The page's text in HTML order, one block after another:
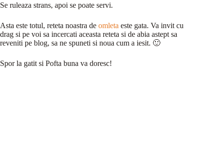
Se ruleaza strans, apoi se poate servi.
Asta este totul, reteta noastra de omleta este gata. Va invit cu
drag si pe voi sa incercati aceasta reteta si de abia astept sa
reveniti pe blog, sa ne spuneti si noua cum a iesit. 🙂
Spor la gatit si Pofta buna va doresc!